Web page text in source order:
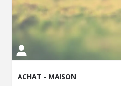
ACHAT - MAISON